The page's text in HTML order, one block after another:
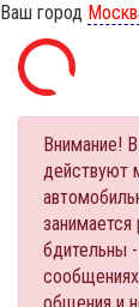
Ваш город
Внимание!
действуют
бдительны